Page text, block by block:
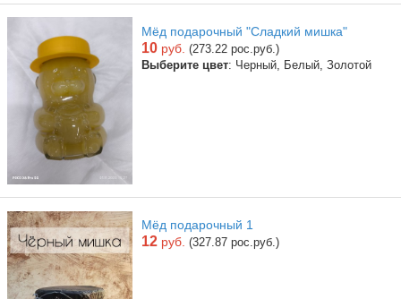
Мёд подарочный "Сладкий мишка"
10 руб. (273.22 рос.руб.)
Выберите цвет: Черный, Белый, Золотой
Мёд подарочный 1
12 руб. (327.87 рос.руб.)